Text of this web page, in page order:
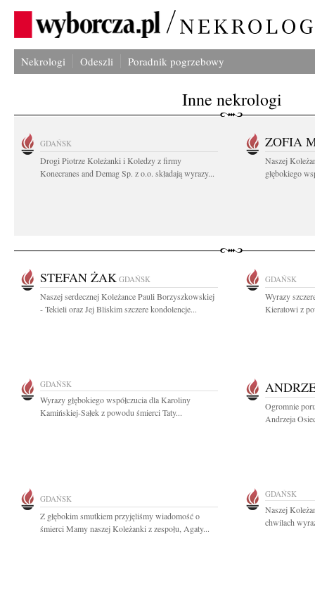
Nekrologi Odeszli Poradnik pogrzebowy
Inne nekrologi
GDAŃSK
Drogi Piotrze Koleżanki i Koledzy z firmy
Konecranes and Demag Sp. z o.o. składają wyrazy...
ZOFIA
Naszej
głębokiego
STEFAN ŻAK GDAŃSK
Naszej serdecznej Koleżance Pauli Borzyszkowskiej
- Tekieli oraz Jej Bliskim szczere kondolencje...
GDAŃSK
Wyrazy
Kieratowi z
GDAŃSK
Wyrazy głębokiego współczucia dla Karoliny
Kamińskiej-Sałek z powodu śmierci Taty...
Ogromnie
Andrzeja
GDAŃSK
Z głębokim smutkiem przyjęliśmy wiadomość o
śmierci Mamy naszej Koleżanki z zespołu, Agaty...
GDAŃSK
Naszej
chwilach